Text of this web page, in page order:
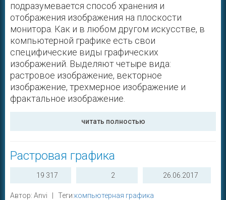
подразумевается способ хранения и
отображения изображения на плоскости
монитора. Как и в любом другом искусстве, в
компьютерной графике есть свои
специфические виды графических
изображений. Выделяют четыре вида:
растровое изображение, векторное
изображение, трехмерное изображение и
фрактальное изображение.
читать полностью
Растровая графика
19 317 2 26.06.2017
Автор: Anvi | Теги:компьютерная графика